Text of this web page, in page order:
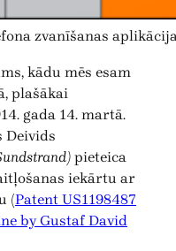
zvanīšanas
kādu mēs esam
plašākai
gada 14. martā.
Deivids
pieteica
iekārtu ar
(Patent US1198487
by Gustaf David